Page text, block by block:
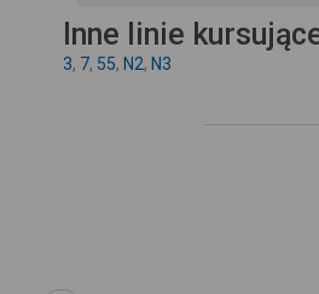
Inne linie
3, 7, 55, N2, N3